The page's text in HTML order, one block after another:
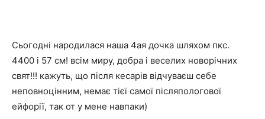
Сьогодні народилася наша 4ая дочка шляхом пкс.
4400 і 57 см! всім миру, добра і веселих новорічних
свят!!! кажуть, що після кесарів відчуваєш себе
неповноцінним, немає тієї самої післяпологової
ейфорії, так от у мене навпаки)